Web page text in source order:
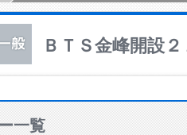
ＢＴＳ金峰開設
一覧